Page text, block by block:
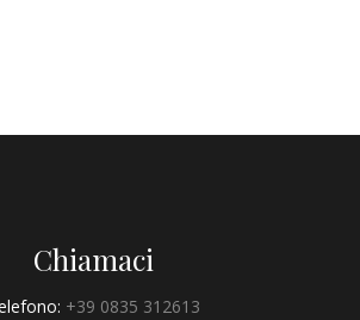
Chiamaci
+39 0835 312613